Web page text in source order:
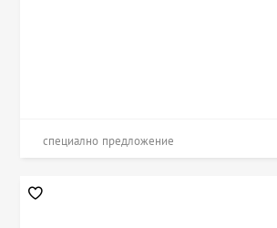
специално предложение